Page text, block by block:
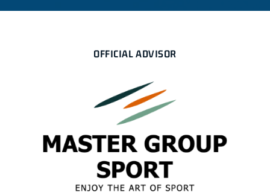
OFFICIAL ADVISOR